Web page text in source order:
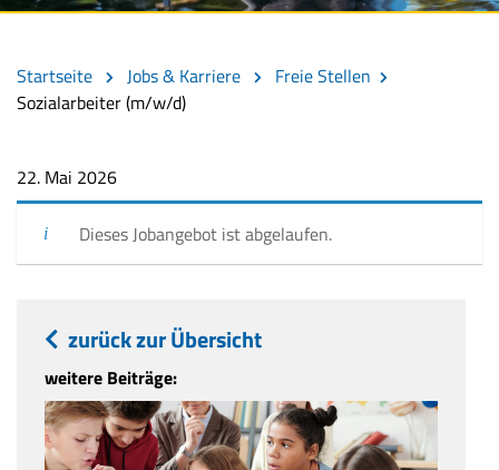
Startseite Jobs & Karriere
Freie Stellen
Sozialarbeiter (m/w/d)
22. Mai 2026
Dieses Jobangebot ist abgelaufen.
zurück zur Übersicht
weitere Beiträge: